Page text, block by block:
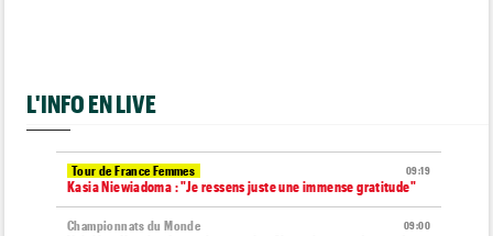
L'INFO EN LIVE
09:19
Tour de France Femmes
Kasia Niewiadoma : "Je ressens juste une immense gratitude"
09:00
Championnats du Monde